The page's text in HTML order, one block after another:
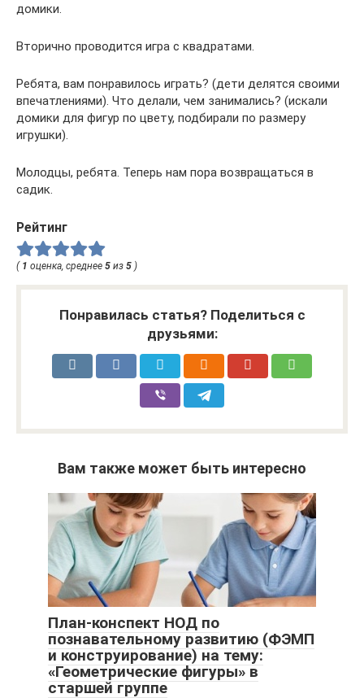
домики.
Вторично проводится игра с квадратами.
Ребята, вам понравилось играть? (дети делятся своими
впечатлениями). Что делали, чем занимались? (искали
домики для фигур по цвету, подбирали по размеру
игрушки).
Молодцы, ребята. Теперь нам пора возвращаться в
садик.
Рейтинг
( 1 оценка, среднее 5 из 5 )
Понравилась статья? Поделиться с
друзьями:
Вам также может быть интересно
План-конспект НОД по
познавательному развитию (ФЭМП
и конструирование) на тему:
«Геометрические фигуры» в
старшей группе